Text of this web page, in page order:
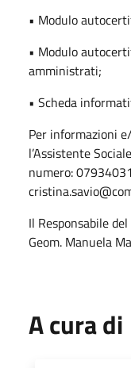
• Modulo
• Modulo
amministrati;
• Scheda
Per informazioni
l’Assistente
numero:
Il Responsabile
Geom. Manuela
A cura di